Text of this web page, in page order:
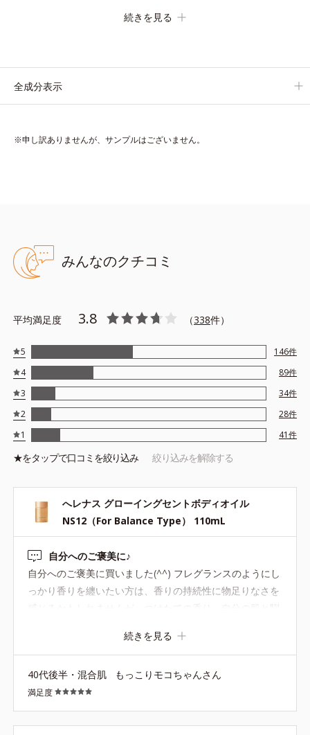
せん。「ヘレナス」では一人ひとりが持つ肌の香り「スキンセン
果的に広げます。
【OS09】油分が多い肌に。さっぱりした柑橘にスパイスをプラ
スした、植物の生命力を感じさせる香り。
く、体臭のような“ニオイ”でもない、自然な“いい匂い”を目指し
【ご使用方法】
お風呂上がりのボディケアとして、マッサージするように適量を
塗布してください。
また朝にデコルテや腕に使用すると、穏やかないい匂いが日中も
続きます。塗り重ねることで“自然ないい匂い”を長時間お楽しみ
いただけます。
ス＝保湿成分
*1乳酸捍菌/セイヨウナシ果汁発酵液 *2ダマスクバラ花油
続きを見る
全成分表示
※申し訳ありませんが、サンプルはございません。
みんなのクチコミ
平均満足度 3.8 （338件）
5 146件
4
89件
3
34件
2
28件
1
41件
★をタップで口コミを絞り込み 絞り込みを解除する
へレナス グローイングセントボディオイル
NS12（For Balance Type） 110mL
自分へのご褒美に♪
自分へのご褒美に買いました(^^) フレグランスのようにし
っかり香りを纏いたい方は、香りの持続性に物足りなさを
っと疲れた時のマッサージや、朝の気合いを入れたい時な
ど、さまざまなシーンでお世話になっています(^^)ヘレナ
スの香りのヘアオイルも欲しいなぁ(^^)
続きを見る
40代後半・混合肌 もっこりモコちゃんさん
満足度